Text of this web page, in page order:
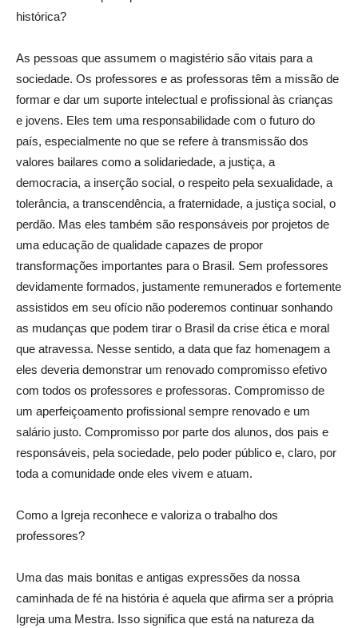
histórica?
As pessoas que assumem o magistério são vitais para a
sociedade. Os professores e as professoras têm a missão de
formar e dar um suporte intelectual e profissional às crianças
e jovens. Eles tem uma responsabilidade com o futuro do
país, especialmente no que se refere à transmissão dos
valores bailares como a solidariedade, a justiça, a
democracia, a inserção social, o respeito pela sexualidade, a
tolerância, a transcendência, a fraternidade, a justiça social, o
perdão. Mas eles também são responsáveis por projetos de
uma educação de qualidade capazes de propor
transformações importantes para o Brasil. Sem professores
devidamente formados, justamente remunerados e fortemente
assistidos em seu ofício não poderemos continuar sonhando
as mudanças que podem tirar o Brasil da crise ética e moral
que atravessa. Nesse sentido, a data que faz homenagem a
eles deveria demonstrar um renovado compromisso efetivo
com todos os professores e professoras. Compromisso de
um aperfeiçoamento profissional sempre renovado e um
salário justo. Compromisso por parte dos alunos, dos pais e
responsáveis, pela sociedade, pelo poder público e, claro, por
toda a comunidade onde eles vivem e atuam.
Como a Igreja reconhece e valoriza o trabalho dos
professores?
Uma das mais bonitas e antigas expressões da nossa
caminhada de fé na história é aquela que afirma ser a própria
Igreja uma Mestra. Isso significa que está na natureza da